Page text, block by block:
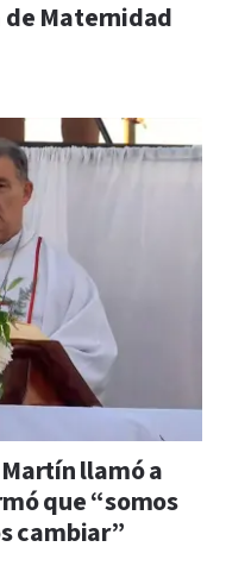
de Maternidad
llamó a
que “somos
cambiar”